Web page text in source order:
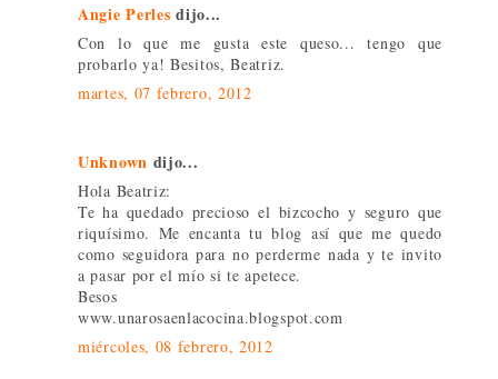
Angie Perles dijo...
Con lo que me gusta este queso... tengo que
probarlo ya! Besitos, Beatriz.
martes, 07 febrero, 2012
Unknown dijo...
Hola Beatriz:
Te ha quedado precioso el bizcocho y seguro que
riquísimo. Me encanta tu blog así que me quedo
como seguidora para no perderme nada y te invito
a pasar por el mío si te apetece.
Besos
www.unarosaenlacocina.blogspot.com
miércoles, 08 febrero, 2012